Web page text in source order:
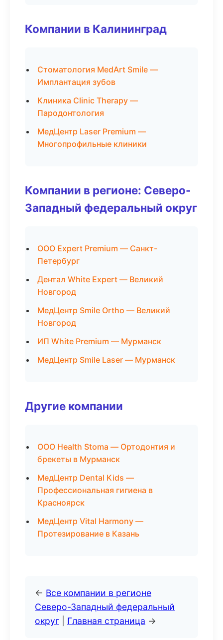
Компании в Калининград
Стоматология MedArt Smile —
Имплантация зубов
Клиника Clinic Therapy —
Пародонтология
МедЦентр Laser Premium —
Многопрофильные клиники
Компании в регионе: Северо-
Западный федеральный округ
ООО Expert Premium — Санкт-
Петербург
Дентал White Expert — Великий
Новгород
МедЦентр Smile Ortho — Великий
Новгород
ИП White Premium — Мурманск
МедЦентр Smile Laser — Мурманск
Другие компании
ООО Health Stoma — Ортодонтия и
брекеты в Мурманск
МедЦентр Dental Kids —
Профессиональная гигиена в
Красноярск
МедЦентр Vital Harmony —
Протезирование в Казань
← Все компании в регионе
Северо-Западный федеральный
округ
Главная страница →